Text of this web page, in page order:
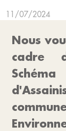
11/07/2024
Nous
cadre